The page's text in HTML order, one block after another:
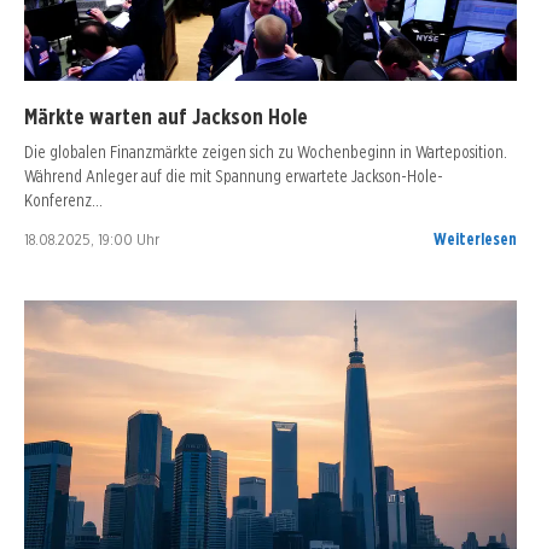
Märkte warten auf Jackson Hole
Die globalen Finanzmärkte zeigen sich zu Wochenbeginn in Warteposition.
Während Anleger auf die mit Spannung erwartete Jackson-Hole-
Konferenz…
18.08.2025, 19:00 Uhr Weiterlesen